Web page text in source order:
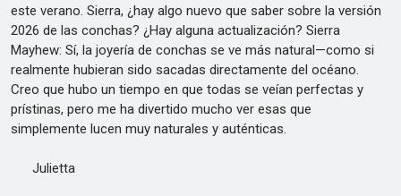
este verano. Sierra, ¿hay algo nuevo que saber sobre la versión
2026 de las conchas? ¿Hay alguna actualización? Sierra
Mayhew: Sí, la joyería de conchas se ve más natural—como si
realmente hubieran sido sacadas directamente del océano.
Creo que hubo un tiempo en que todas se veían perfectas y
prístinas, pero me ha divertido mucho ver esas que
simplemente lucen muy naturales y auténticas.
Julietta